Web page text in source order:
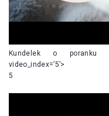
Kundelek o poranku
video_index=’5’>
5